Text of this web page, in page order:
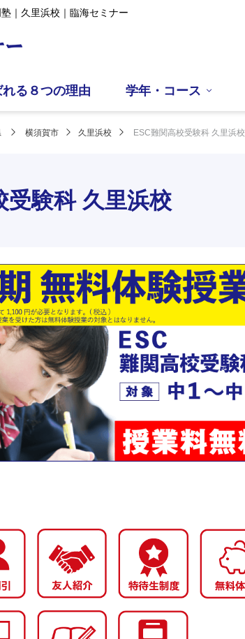
｜久里浜校｜臨海セミナー
る８つの理由 学年・コース
横須賀市 久里浜校 ESC難関高校受験科 久里浜校
受験科 久里浜校